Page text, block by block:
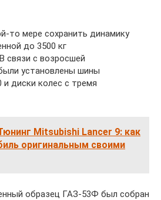
то мере сохранить динамику
до 3500 кг
связи с возросшей
установлены шины
диски колес с тремя
Mitsubishi Lancer 9: как
оригинальным своими
образец ГАЗ-53Ф был собран